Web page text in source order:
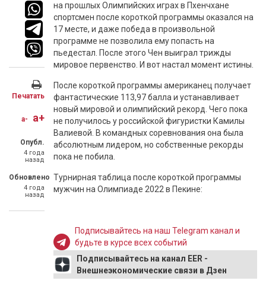
Печатать
a- a+
Опубл.
4 года
назад
Обновлено
4 года
назад
на прошлых Олимпийских играх в Пхенчхане
спортсмен после короткой программы оказался на
17 месте, и даже победа в произвольной
программе не позволила ему попасть на
пьедестал. После этого Чен выиграл трижды
мировое первенство. И вот настал момент истины.
После короткой программы американец получает
фантастические 113,97 балла и устанавливает
новый мировой и олимпийский рекорд. Чего пока
не получилось у российской фигуристки Камилы
Валиевой. В командных соревнования она была
абсолютным лидером, но собственные рекорды
пока не побила.
Турнирная таблица после короткой программы
мужчин на Олимпиаде 2022 в Пекине:
Подписывайтесь на наш Telegram канал и
будьте в курсе всех событий
Подписывайтесь на канал EER -
Внешнеэкономические связи в Дзен